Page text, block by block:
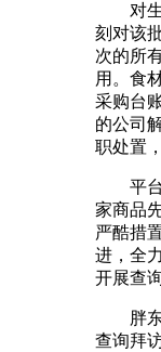
对生
刻对该
次的所
用。食
采购台
的公司
职处置
平台
家商品
严酷措
进，全
开展查
胖东
查询拜